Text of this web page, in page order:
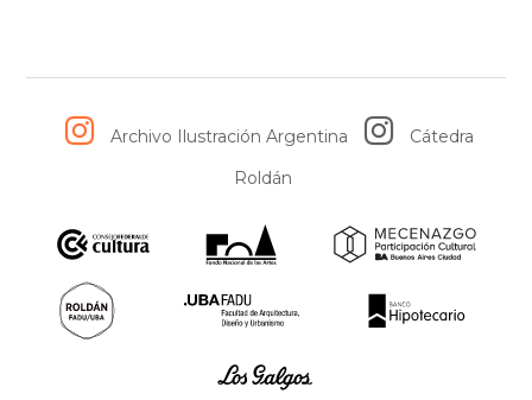
Archivo Ilustración Argentina
Cátedra
Roldán